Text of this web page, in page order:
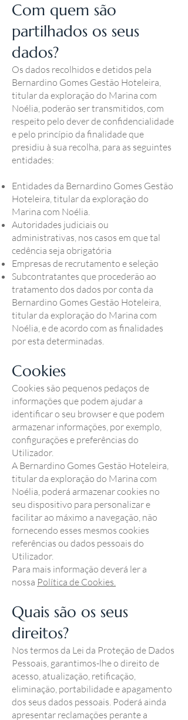
Com quem são
partilhados os seus
dados?
Os dados recolhidos e detidos pela
Bernardino Gomes Gestão Hoteleira,
titular da exploração do Marina com
Noélia, poderão ser transmitidos, com
respeito pelo dever de confidencialidade
e pelo princípio da finalidade que
presidiu à sua recolha, para as seguintes
entidades:
Entidades da Bernardino Gomes Gestão
Hoteleira, titular da exploração do
Marina com Noélia.
Autoridades judiciais ou
administrativas, nos casos em que tal
cedência seja obrigatória
Empresas de recrutamento e seleção
Subcontratantes que procederão ao
tratamento dos dados por conta da
Bernardino Gomes Gestão Hoteleira,
titular da exploração do Marina com
Noélia, e de acordo com as finalidades
por esta determinadas.
Cookies
Cookies são pequenos pedaços de
informações que podem ajudar a
identificar o seu browser e que podem
armazenar informações, por exemplo,
configurações e preferências do
Utilizador.
A Bernardino Gomes Gestão Hoteleira,
titular da exploração do Marina com
Noélia, poderá armazenar cookies no
seu dispositivo para personalizar e
facilitar ao máximo a navegação, não
fornecendo esses mesmos cookies
referências ou dados pessoais do
Utilizador.
Para mais informação deverá ler a
nossa Política de Cookies.
Quais são os seus
direitos?
Nos termos da Lei da Proteção de Dados
Pessoais, garantimos-lhe o direito de
acesso, atualização, retificação,
eliminação, portabilidade e apagamento
dos seus dados pessoais. Poderá ainda
apresentar reclamações perante a